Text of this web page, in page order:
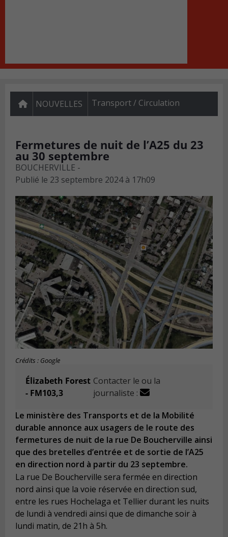
NOUVELLES Transport / Circulation
Fermetures de nuit de l’A25 du 23
au 30 septembre
BOUCHERVILLE -
Publié le 23 septembre 2024 à 17h09
Crédits : Google
Élizabeth Forest
- FM103,3
Contacter le ou la
journaliste :
Le ministère des Transports et de la Mobilité
durable annonce aux usagers de le route des
fermetures de nuit de la rue De Boucherville ainsi
que des bretelles d’entrée et de sortie de l’A25
en direction nord à partir du 23 septembre.
La rue De Boucherville sera fermée en direction
nord ainsi que la voie réservée en direction sud,
entre les rues Hochelaga et Tellier durant les nuits
de lundi à vendredi ainsi que de dimanche soir à
lundi matin, de 21h à 5h.